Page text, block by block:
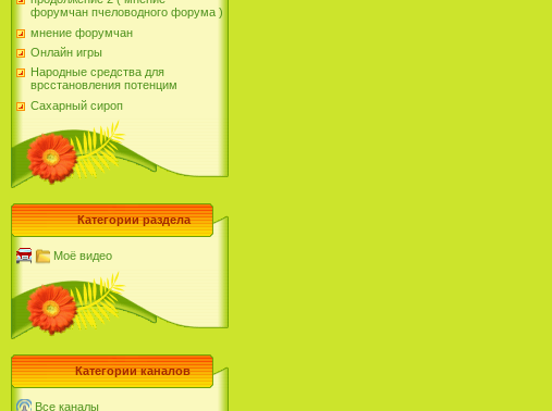
форумчан пчеловодного форума )
мнение форумчан
Онлайн игры
Народные средства для
врсстановления потенцим
Сахарный сироп
Категории раздела
Моё видео
Категории каналов
Все каналы